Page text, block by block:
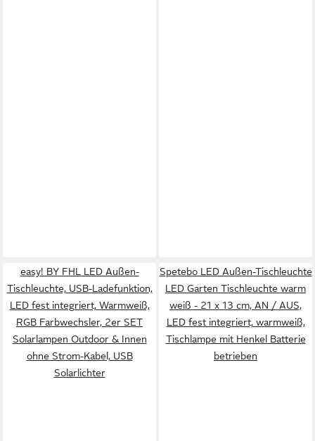
easy! BY FHL LED Außen-
Tischleuchte, USB-Ladefunktion,
LED fest integriert, Warmweiß,
RGB Farbwechsler, 2er SET
Solarlampen Outdoor & Innen
ohne Strom-Kabel, USB
Solarlichter
Spetebo LED Außen-Tischleuchte
LED Garten Tischleuchte warm
weiß - 21 x 13 cm, AN / AUS,
LED fest integriert, warmweiß,
Tischlampe mit Henkel Batterie
betrieben